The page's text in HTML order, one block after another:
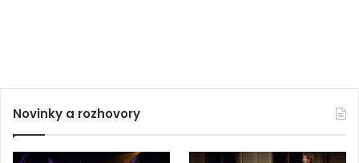
Novinky a rozhovory